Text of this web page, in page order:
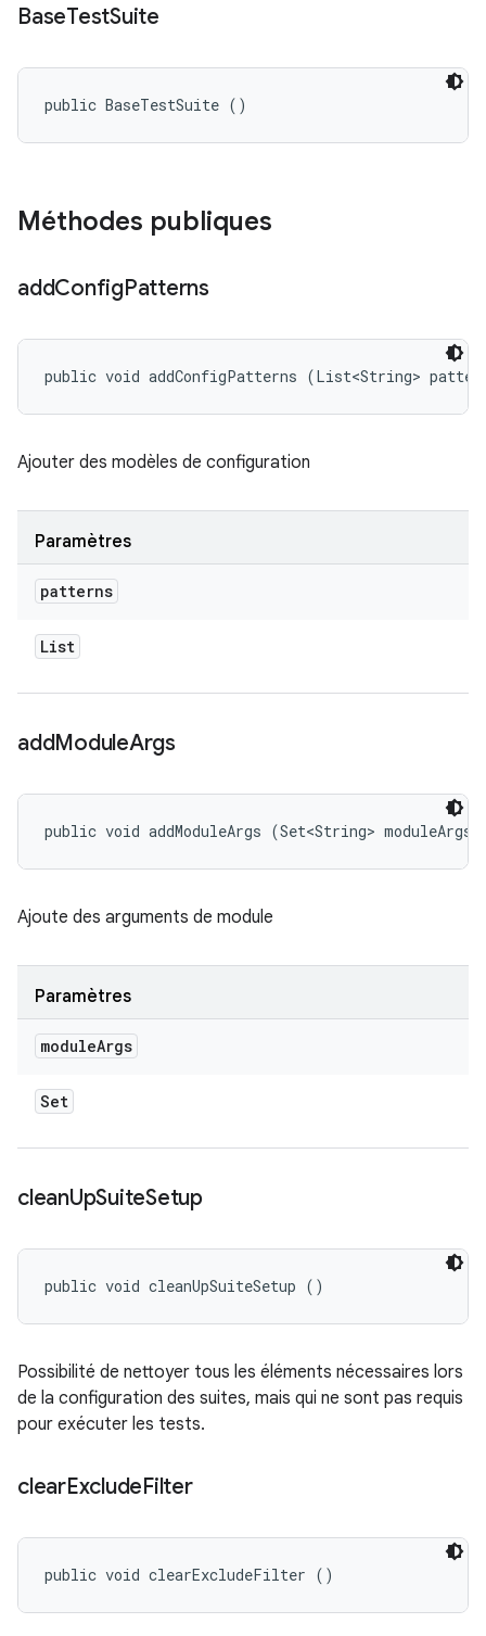
BaseTestSuite
public BaseTestSuite ()
Méthodes publiques
addConfigPatterns
public void addConfigPatterns (List<String>
Ajouter des modèles de configuration
Paramètres
patterns
List
addModuleArgs
public void addModuleArgs (Set<String> moduleArgs)
Ajoute des arguments de module
Paramètres
moduleArgs
Set
cleanUpSuiteSetup
public void cleanUpSuiteSetup ()
Possibilité de nettoyer tous les éléments nécessaires lors
de la configuration des suites, mais qui ne sont pas requis
pour exécuter les tests.
clearExcludeFilter
public void clearExcludeFilter ()